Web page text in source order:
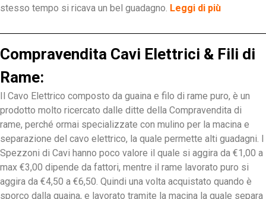
stesso tempo si ricava un bel guadagno. Leggi di più
Compravendita Cavi Elettrici & Fili di
Rame:
Il Cavo Elettrico composto da guaina e filo di rame puro, è un
prodotto molto ricercato dalle ditte della Compravendita di
rame, perché ormai specializzate con mulino per la macina e
separazione del cavo elettrico, la quale permette alti guadagni. I
Spezzoni di Cavi hanno poco valore il quale si aggira da €1,00 a
max €3,00 dipende da fattori, mentre il rame lavorato puro si
aggira da €4,50 a €6,50. Quindi una volta acquistato quando è
sporco dalla guaina, e lavorato tramite la macina la quale separa